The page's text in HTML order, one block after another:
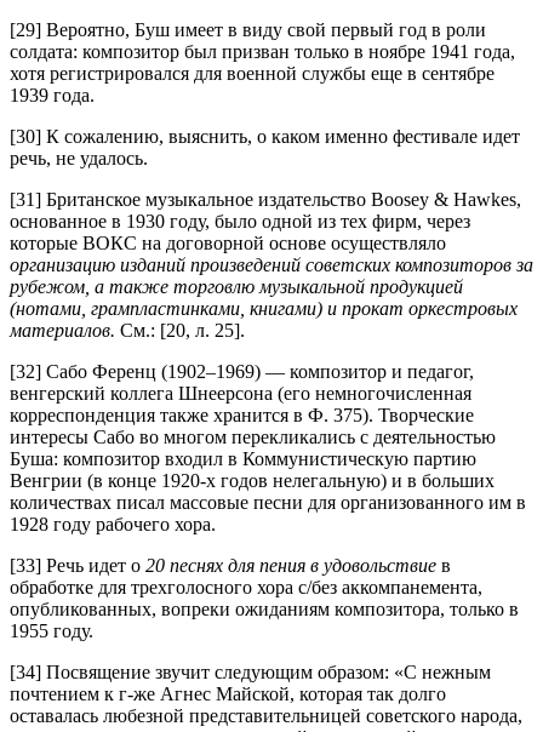
[29] Вероятно, Буш имеет в виду свой первый год в роли
солдата: композитор был призван только в ноябре 1941 года,
хотя регистрировался для военной службы еще в сентябре
1939 года.
[30] К сожалению, выяснить, о каком именно фестивале идет
речь, не удалось.
[31] Британское музыкальное издательство Boosey & Hawkes,
основанное в 1930 году, было одной из тех фирм, через
которые ВОКС на договорной основе осуществляло
организацию изданий произведений советских композиторов за
рубежом, а также торговлю музыкальной продукцией
(нотами, грампластинками, книгами) и прокат оркестровых
материалов. См.: [20, л. 25].
[32] Сабо Ференц (1902–1969) — композитор и педагог,
венгерский коллега Шнеерсона (его немногочисленная
корреспонденция также хранится в Ф. 375). Творческие
интересы Сабо во многом перекликались с деятельностью
Буша: композитор входил в Коммунистическую партию
Венгрии (в конце 1920-х годов нелегальную) и в больших
количествах писал массовые песни для организованного им в
1928 году рабочего хора.
[33] Речь идет о 20 песнях для пения в удовольствие в
обработке для трехголосного хора с/без аккомпанемента,
опубликованных, вопреки ожиданиям композитора, только в
1955 году.
[34] Посвящение звучит следующим образом: «С нежным
почтением к г-же Агнес Майской, которая так долго
оставалась любезной представительницей советского народа,